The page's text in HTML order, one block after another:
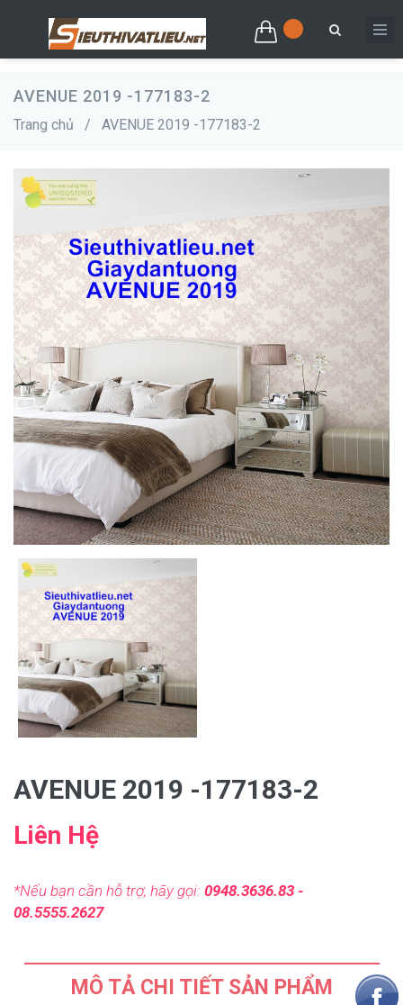
AVENUE 2019 -177183-2
Trang chủ / AVENUE 2019 -177183-2
AVENUE 2019 -177183-2
Liên Hệ
*Nếu bạn cần hỗ trợ, hãy gọi: 0948.3636.83 -
08.5555.2627
MÔ TẢ CHI TIẾT SẢN PHẨM